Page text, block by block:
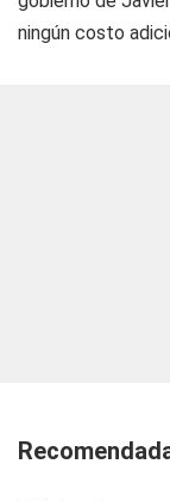
ningún costo